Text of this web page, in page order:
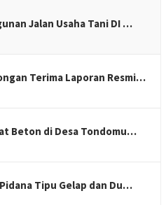
Jalan Usaha Tani DI …
Terima Laporan Resmi…
Beton di Desa Tondomu…
Tipu Gelap dan Du…